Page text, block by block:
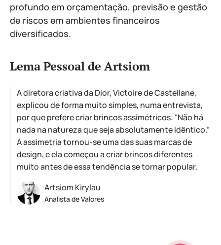
profundo em orçamentação, previsão e gestão
de riscos em ambientes financeiros
diversificados.
Lema Pessoal de Artsiom
A diretora criativa da Dior, Victoire de Castellane,
explicou de forma muito simples, numa entrevista,
por que prefere criar brincos assimétricos: “Não há
nada na natureza que seja absolutamente idêntico.”
A assimetria tornou-se uma das suas marcas de
design, e ela começou a criar brincos diferentes
muito antes de essa tendência se tornar popular.
Artsiom Kirylau
Analista de Valores